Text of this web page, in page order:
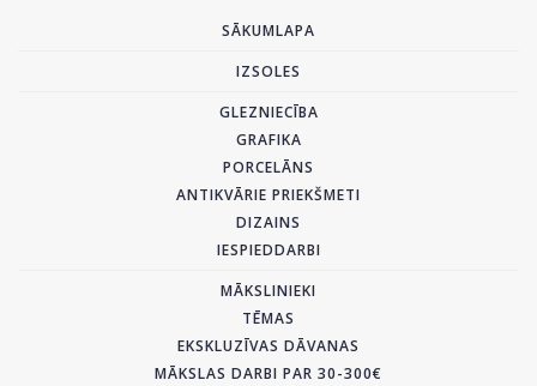
SĀKUMLAPA
IZSOLES
GLEZNIECĪBA
GRAFIKA
PORCELĀNS
ANTIKVĀRIE PRIEKŠMETI
DIZAINS
IESPIEDDARBI
MĀKSLINIEKI
TĒMAS
EKSKLUZĪVAS DĀVANAS
MĀKSLAS DARBI PAR 30-300€